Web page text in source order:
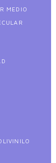
MEDIO